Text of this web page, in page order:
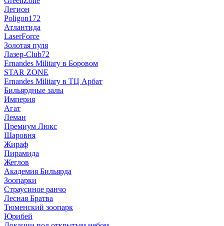
Легион
Poligon172
Атлантида
LaserForce
Золотая пуля
Лазер-Club72
Ernandes Military в Боровом
STAR ZONE
Ernandes Military в ТЦ Арбат
Бильярдные залы
Империя
Агат
Леман
Премиум Люкс
Шаровня
Жираф
Пирамида
Жеглов
Академия Бильярда
Зоопарки
Страусиное ранчо
Лесная Братва
Тюменский зоопарк
Юрибей